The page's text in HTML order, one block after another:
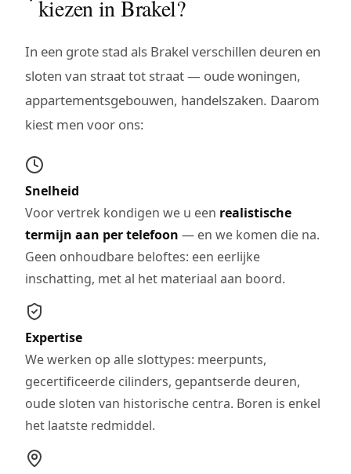
kiezen in Brakel?
In een grote stad als Brakel verschillen deuren en
sloten van straat tot straat — oude woningen,
appartementsgebouwen, handelszaken. Daarom
kiest men voor ons:
Snelheid
Voor vertrek kondigen we u een realistische
termijn aan per telefoon — en we komen die na.
Geen onhoudbare beloftes: een eerlijke
inschatting, met al het materiaal aan boord.
Expertise
We werken op alle slottypes: meerpunts,
gecertificeerde cilinders, gepantserde deuren,
oude sloten van historische centra. Boren is enkel
het laatste redmiddel.